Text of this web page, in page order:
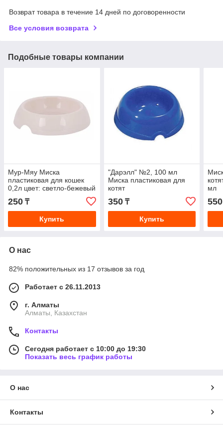
Возврат товара в течение 14 дней по договоренности
Все условия возврата
Подобные товары компании
Мур-Мяу Миска
пластиковая для кошек
0,2л цвет: светло-бежевый
250 ₸
Купить
"Дарэлл" №2, 100 мл
Миска пластиковая для
котят
350₸
Купить
мл
550
О нас
82% положительных из 17 отзывов за год
Работает с 26.11.2013
г. Алматы
Алматы, Казахстан
Контакты
Сегодня работает с 10:00 до 19:30
Показать весь график работы
О нас
Контакты